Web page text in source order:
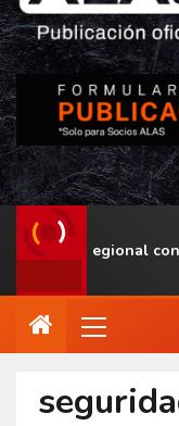
regional con